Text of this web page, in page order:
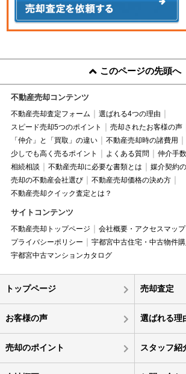
このページの先頭へ
不動産売却コンテンツ
不動産売却査定フォーム
選ばれる4つの理由
スピード売却5つのポイント
売却されたお客様の声
「仲介」と「買取」の違い
不動産売却時の諸費用
少しでも高く売るポイント
よくある質問
仲介手
相続相談
不動産売却に必要な書類とは
媒介契約
売却の不動産会社選び
不動産売却価格の決め方
不動産売却クイック査定とは？
サイトコンテンツ
不動産売却トップページ 会社概要・アクセスマップ
プライバシーポリシー
宇都宮中古住宅・中古物件購
宇都宮中古マンションカタログ
トップページ 売却査定
お客様の声 選ばれる理
売却のポイント スタッフ紹